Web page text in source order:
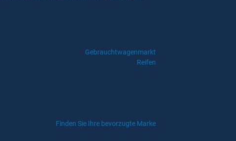
Gebrauchtwagenmarkt
Reifen
Finden Sie Ihre bevorzugte Marke